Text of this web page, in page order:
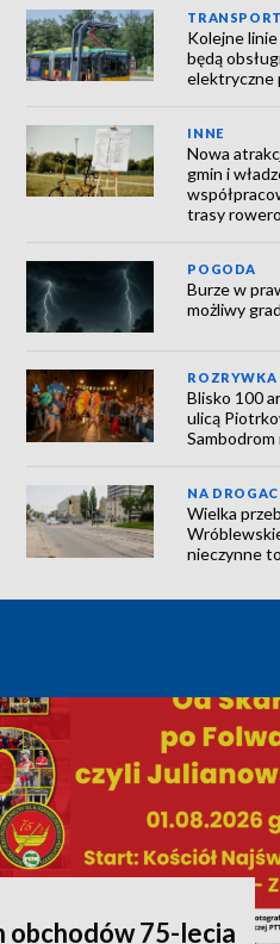
TRANSPORT
Kolejne
będą
elektryczne
INNE
Nowa
gmin i
trasy
POGODA
Burze w
możliwy
ROZRYWKA
Blisko 100
ulicą
NA
Wielka
nieczynne
obchodów 75-lecia